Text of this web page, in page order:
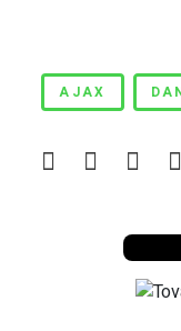
Canecas,
AJAX